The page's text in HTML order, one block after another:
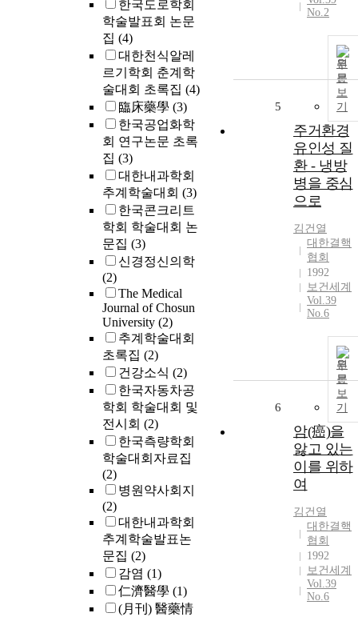
한국도로학회
학술발표회 논문
집 (4)
대한천식알레
르기학회 춘계학
술대회 초록집 (4)
臨床藥學 (3)
한국공업화학
회 연구논문 초록
집 (3)
대한내과학회
추계학술대회 (3)
한국콘크리트
학회 학술대회 논
문집 (3)
신경정신의학
(2)
The Medical
Journal of Chosun
University (2)
추계학술대회
초록집 (2)
건강소식 (2)
한국자동차공
학회 학술대회 및
전시회 (2)
한국측량학회
학술대회자료집
(2)
병원약사회지
(2)
대한내과학회
추계학술발표논
문집 (2)
감염 (1)
仁濟醫學 (1)
(月刊) 醫藥情
No.2
원
문
보
기
5
주거환경
유인성 질
환 - 냉방
병을 중심
으로
김건열
대한결핵
협회
1992
보건세계
Vol.39
No.6
원
문
보
기
6
암(癌)을
앓고 있는
이를 위하
여
김건열
대한결핵
협회
1992
보건세계
Vol.39
No.6